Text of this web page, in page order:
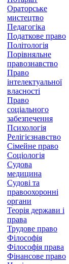
Ораторське
мистецтво
Педагогіка
Податкове право
Політологія
Порівняльне
правознавство
Право
інтелектуальної
власності
Право
соціального
забезпечення
Психологія
Релігієзнавство
Сімейне право
Соціологія
Судова
медицина
Судові та
правоохоронні
органи
Теорія держави і
права
Трудове право
Філософія
Філософія права
Фінансове право